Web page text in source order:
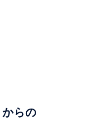
からの